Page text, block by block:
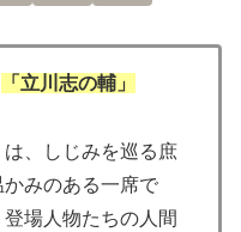
「立川志の輔」
、しじみを巡る庶
みのある一席で
場人物たちの人間